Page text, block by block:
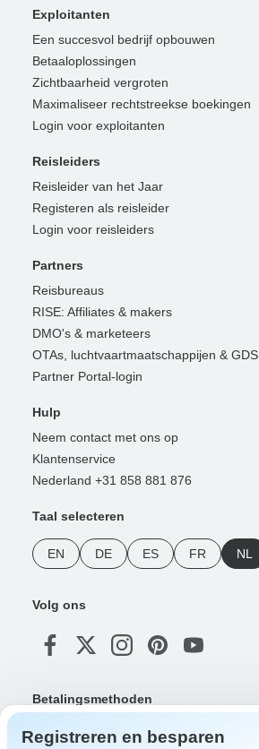
Exploitanten
Een succesvol bedrijf opbouwen
Betaaloplossingen
Zichtbaarheid vergroten
Maximaliseer rechtstreekse boekingen
Login voor exploitanten
Reisleiders
Reisleider van het Jaar
Registeren als reisleider
Login voor reisleiders
Partners
Reisbureaus
RISE: Affiliates & makers
DMO's & marketeers
OTAs, luchtvaartmaatschappijen & GDS
Partner Portal-login
Hulp
Neem contact met ons op
Klantenservice
Nederland +31 858 881 876
Taal selecteren
EN DE ES FR NL
Volg ons
Betalingsmethoden
Registreren en besparen